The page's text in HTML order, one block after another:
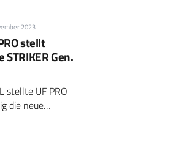
2023
stellt
Gen.
stellte UF PRO
die neue…